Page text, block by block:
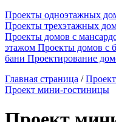
Проекты одноэтажных
Проекты трехэтажных
Проекты домов с
этажом Проекты домов с
бани Проектирование
Главная страница /
Проект мини-гостиницы